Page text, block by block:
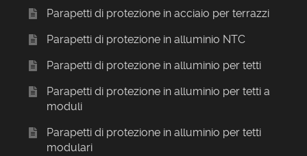
Parapetti di protezione in acciaio per terrazzi
Parapetti di protezione in alluminio NTC
Parapetti di protezione in alluminio per tetti
Parapetti di protezione in alluminio per tetti a
moduli
Parapetti di protezione in alluminio per tetti
modulari